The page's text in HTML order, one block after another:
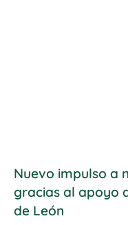
Nuevo impulso a
gracias al apoyo
de León